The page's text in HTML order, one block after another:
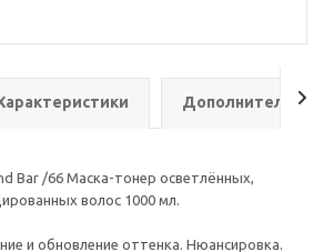
Дополнительно
Bar /66 Маска-тонер осветлённых,
волос 1000 мл.
и обновление оттенка. Нюансировка.